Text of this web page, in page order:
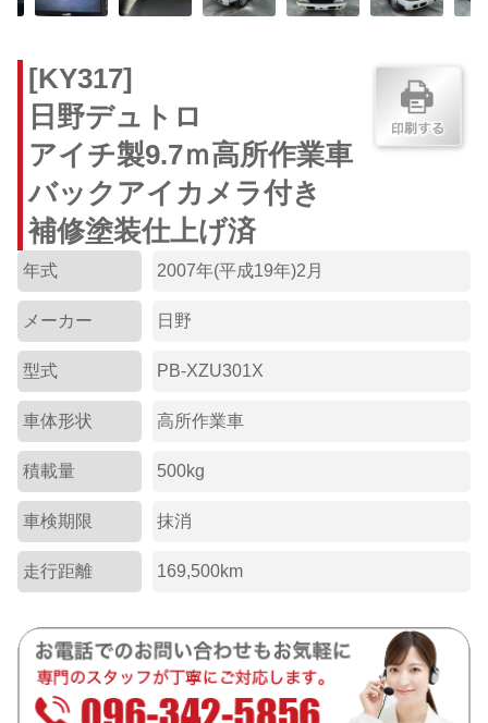
[KY317]
日野デュトロ
アイチ製9.7ｍ高所作業車
バックアイカメラ付き
補修塗装仕上げ済
年式 2007年(平成19年)2月
メーカー 日野
型式 PB-XZU301X
車体形状 高所作業車
積載量 500kg
車検期限 抹消
走行距離 169,500km